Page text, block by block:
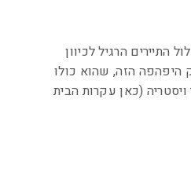
התיירים הרגיל לכיוון
היפהפה הזה, שהוא כולו
(כאן עקרות הבית